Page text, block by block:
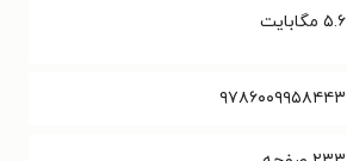
۵.۶ مگابایت
۹۷۸۶۰۰۹۹۵۸۴۴۳